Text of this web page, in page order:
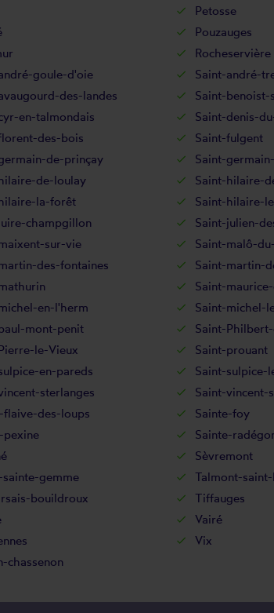
Petosse
Pouzauges
Rocheservière
goule-d'oie Saint-andré-
des-landes Saint-benoist-
en-talmondais Saint-denis-
des-bois Saint-fulgent
de-prinçay Saint-
de-loulay Saint-hilaire-
la-forêt Saint-hilaire-
champgillon Saint-julien-
sur-vie Saint-malô-
des-fontaines Saint-martin-
Saint-
en-l'herm Saint-michel-
mont-penit Saint-
le-Vieux Saint-prouant
en-pareds Saint-sulpice-
sterlanges Saint-vincent-
flaive-des-loups Sainte-foy
pexine Sainte-
Sèvremont
gemme Talmont-
bouildroux Tiffauges
Vairé
Vix
chassenon